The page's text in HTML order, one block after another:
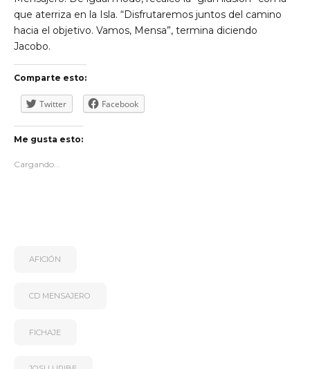
que aterriza en la Isla. “Disfrutaremos juntos del camino
hacia el objetivo. Vamos, Mensa”, termina diciendo
Jacobo.
Comparte esto:
Twitter Facebook
Me gusta esto:
Cargando...
AFICIÓN
CD MENSAJERO
FICHAJE